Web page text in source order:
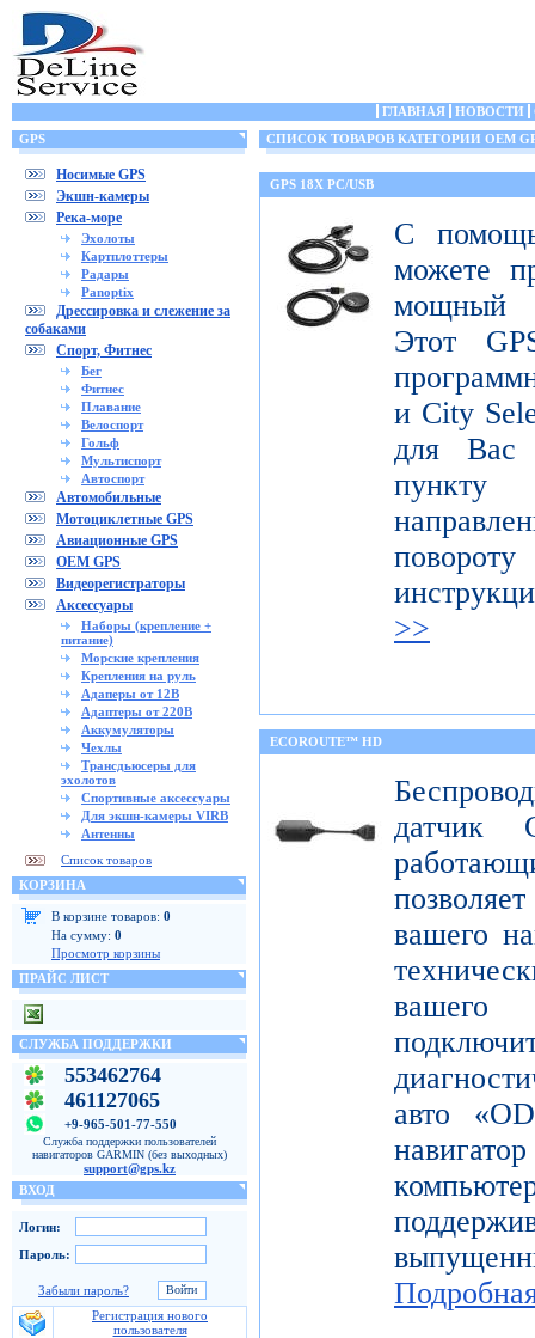
ГЛАВНАЯ НОВОСТИ
GPS
Носимые GPS
Экшн-камеры
Река-море
Эхолоты
Картплоттеры
Радары
Panoptix
Дрессировка и слежение за
собаками
Спорт, Фитнес
Бег
Фитнес
Плавание
Велоспорт
Гольф
Мультиспорт
Автоспорт
Автомобильные
Мотоциклетные GPS
Авиационные GPS
OEM GPS
Видеорегистраторы
Аксессуары
Наборы (крепление +
питание)
Морские крепления
Крепления на руль
Адаперы от 12В
Адаптеры от 220В
Аккумуляторы
Чехлы
Трансдьюсеры для
эхолотов
Спортивные аксессуары
Для экшн-камеры VIRB
Антенны
Список товаров
КОРЗИНА
В корзине товаров: 0
На сумму: 0
Просмотр корзины
ПРАЙС ЛИСТ
СЛУЖБА ПОДДЕРЖКИ
553462764
461127065
+9-965-501-77-550
Служба поддержки пользователей
навигаторов GARMIN (без выходных)
support@gps.kz
ВХОД
Логин:
Пароль:
Забыли пароль?
Регистрация нового
пользователя
СПИСОК ТОВАРОВ КАТЕГОРИИ OEM
GPS 18X PC/USB
С
можете
мощный
Этот
и City
для Вас
пункту
>>
ECOROUTE™ HD
датчик
вашего
вашего
авто